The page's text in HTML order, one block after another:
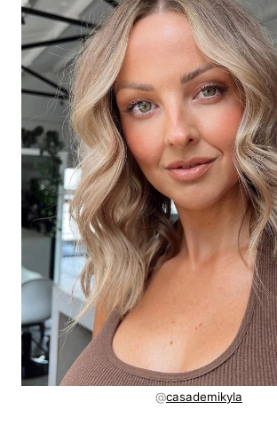
@casademikyla